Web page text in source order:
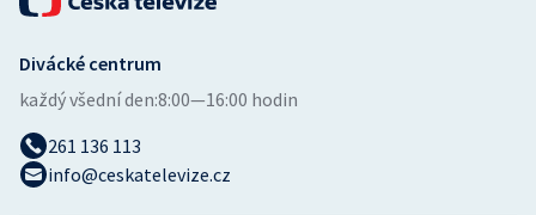
Divácké centrum
každý všední den:8:00—16:00 hodin
261 136 113
info@ceskatelevize.cz